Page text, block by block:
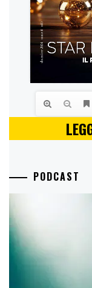
PODCAST